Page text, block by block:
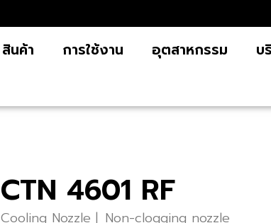
สินค้า การใช้งาน อุตสาหกรรม
บ
CTN 4601 RF
Cooling Nozzle | Non-clogging nozzle